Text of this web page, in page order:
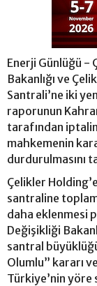
Enerji Günlüğü -
Bakanlığı ve
Santrali’ne iki
raporunun
tarafından
mahkemenin
durdurulmasını
Çelikler
santraline
daha eklenmesi
Değişikliği
santral
Olumlu” kararı
Türkiye’nin yöre